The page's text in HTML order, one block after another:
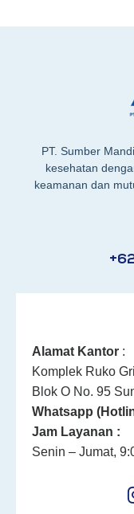
PT. Sumber
kesehatan
keamanan dan
Alamat Kantor :
Komplek Ruko
Blok O No. 95
Whatsapp
Jam Layanan :
Senin – Jumat,